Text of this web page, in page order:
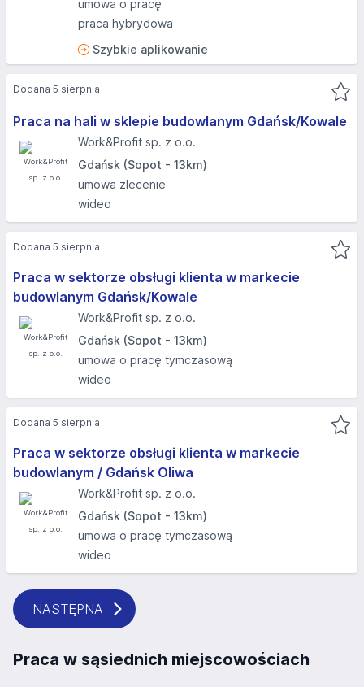
umowa o pracę
praca hybrydowa
Szybkie aplikowanie
Praca na hali w sklepie budowlanym Gdańsk/Kowale
Work&Profit sp. z o.o.
Gdańsk (Sopot - 13km)
umowa zlecenie
wideo
Dodana 5 sierpnia
Praca w sektorze obsługi klienta w markecie
budowlanym Gdańsk/Kowale
Work&Profit sp. z o.o.
Gdańsk (Sopot - 13km)
umowa o pracę tymczasową
wideo
Dodana 5 sierpnia
Praca w sektorze obsługi klienta w markecie
budowlanym / Gdańsk Oliwa
Work&Profit sp. z o.o.
Gdańsk (Sopot - 13km)
umowa o pracę tymczasową
wideo
Dodana 5 sierpnia
NASTĘPNA
Praca w sąsiednich miejscowościach